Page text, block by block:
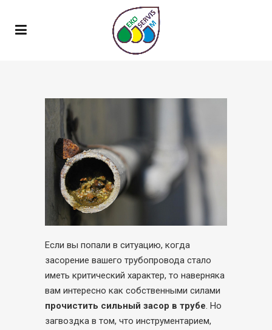
Если вы попали в ситуацию, когда
засорение вашего трубопровода стало
иметь критический характер, то наверняка
вам интересно как собственными силами
прочистить сильный засор в трубе. Но
загвоздка в том, что инструментарием,